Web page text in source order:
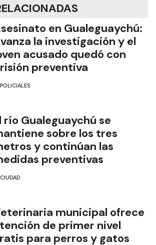
en Gualeguaychú:
la investigación y el
acusado quedó con
preventiva
POLICIALES
río Gualeguaychú se
sobre los tres
y continúan las
preventivas
CIUDAD
municipal ofrece
de primer nivel
para perros y gatos